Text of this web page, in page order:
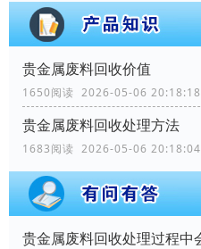
贵金属废料回收价值
1650阅读 2026-05-06 20:18:18
贵金属废料回收处理方法
1683阅读 2026-05-06 20:18:04